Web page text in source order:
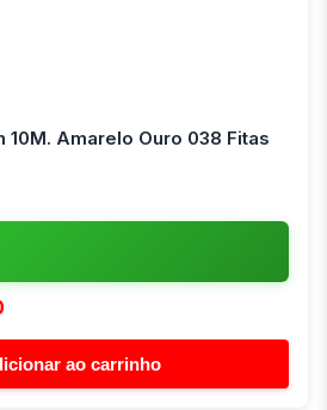
10M. Amarelo Ouro 038 Fitas
ao carrinho